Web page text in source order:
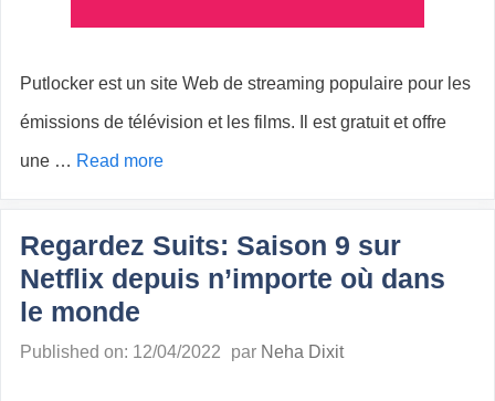
Putlocker est un site Web de streaming populaire pour les
émissions de télévision et les films. Il est gratuit et offre
une … Read more
Regardez Suits: Saison 9 sur
Netflix depuis n’importe où dans
le monde
Published on: 12/04/2022 par Neha Dixit